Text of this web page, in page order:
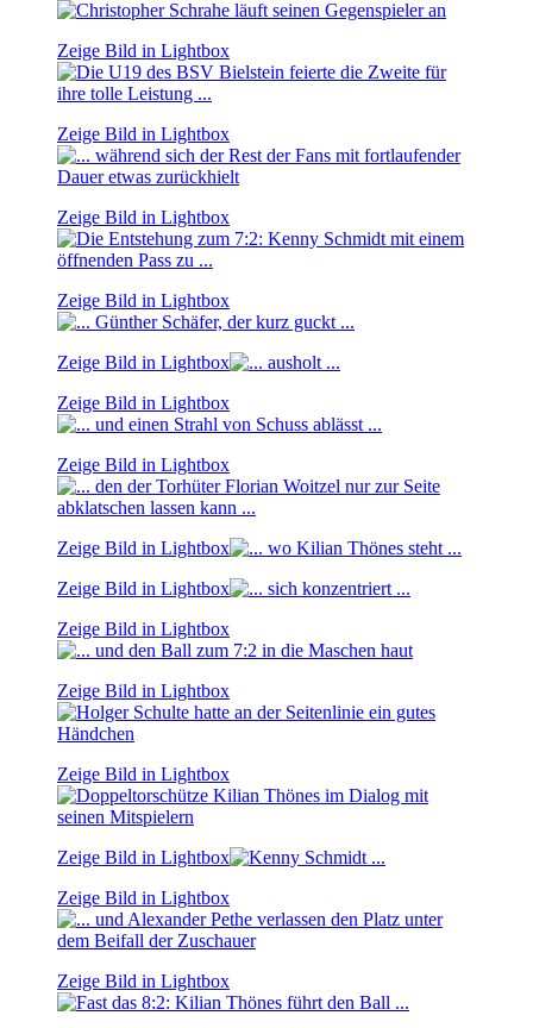
Zeige Bild in Lightbox
Zeige Bild in Lightbox
Zeige Bild in Lightbox
Zeige Bild in Lightbox
Zeige Bild in Lightbox
Zeige Bild in Lightbox
Zeige Bild in Lightbox
Zeige Bild in Lightbox
Zeige Bild in Lightbox
Zeige Bild in Lightbox
Zeige Bild in Lightbox
Zeige Bild in Lightbox
Zeige Bild in Lightbox
Zeige Bild in Lightbox
Zeige Bild in Lightbox